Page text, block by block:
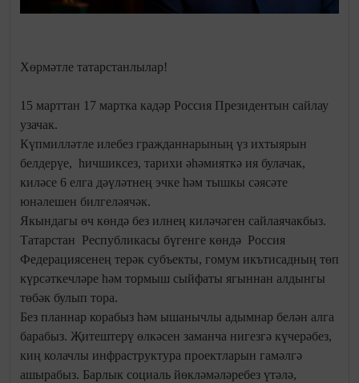
Хөрмәтле татарстанлылар!
15 марттан 17 мартка кадәр Россия Президентын сайлау
узачак.
Күпмилләтле илебез гражданнарының үз ихтыярын
белдерүе, һичшиксез, тарихи әһәмияткә ия булачак,
киләсе 6 елга дәүләтнең эчке һәм тышкы сәясәте
юнәлешен билгеләячәк.
Якындагы өч көндә без илнең киләчәген сайлаячакбыз.
Татарстан Республикасы бүгенге көндә Россия
Федерациясенең терәк субъекты, гомум икътисадның төп
күрсәткечләре һәм тормыш сыйфаты ягыннан алдынгы
төбәк булып тора.
Без планнар корабыз һәм ышанычлы адымнар белән алга
барабыз. Җитештерү өлкәсен заманча нигезгә күчерәбез,
киң колачлы инфраструктура проектларын гамәлгә
ашырабыз. Барлык социаль йөкләмәләребез үтәлә,